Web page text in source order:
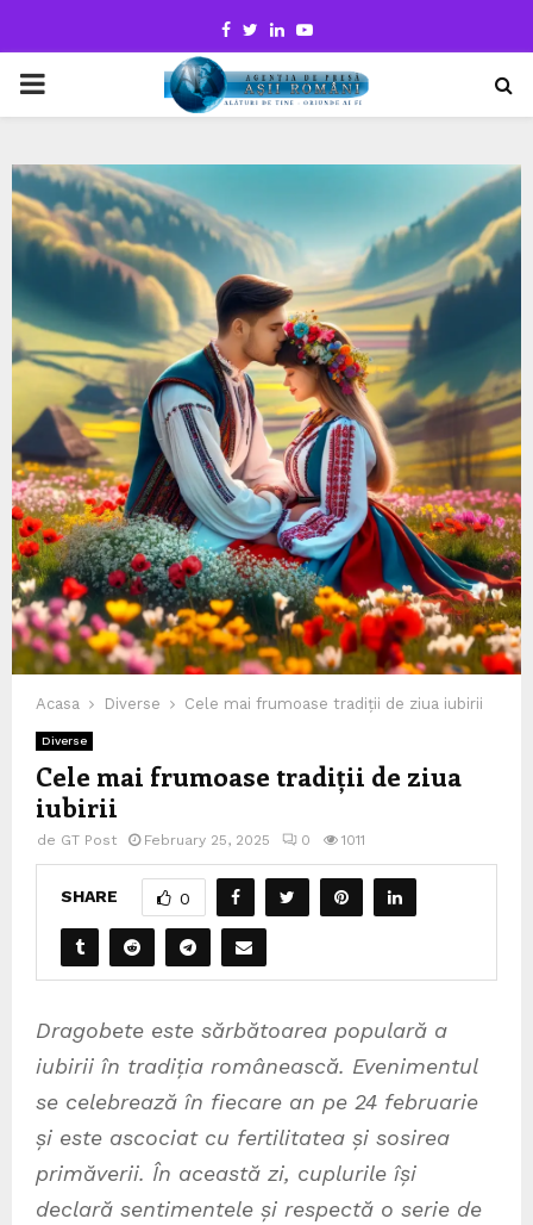
Facebook
TwitterLinkedinYoutube
PRIMARY
Acasa Diverse Cele mai frumoase tradiții de ziua iubirii
Diverse
Cele mai frumoase tradiții de ziua
iubirii
de GT Post February 25, 2025 0 1011
SHARE 0
Dragobete este sărbătoarea populară a
iubirii în tradiția românească. Evenimentul
se celebrează în fiecare an pe 24 februarie
și este ascociat cu fertilitatea și sosirea
primăverii. În această zi, cuplurile își
declară sentimentele și respectă o serie de